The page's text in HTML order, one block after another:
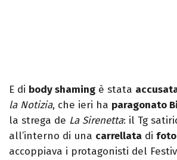
E di body shaming è stata
la Notizia, che ieri ha paragonato
la strega de La Sirenetta: il Tg
all’interno di una carrellata di foto
accoppiava i protagonisti del